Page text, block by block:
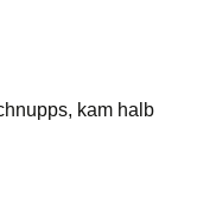
kam halb